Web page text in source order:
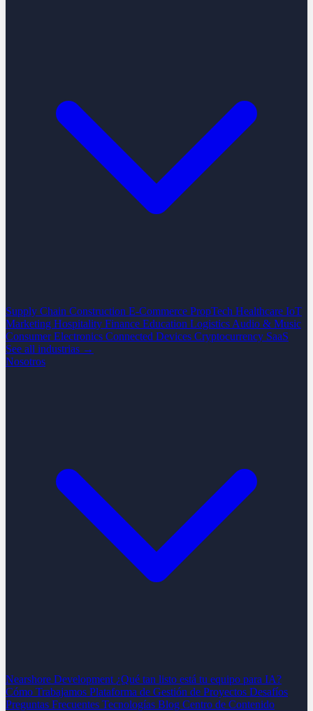
Supply Chain Construction E-Commerce PropTech Healthcare IoT
Marketing Hospitality Finance Education Logistics Audio & Music
Consumer Electronics Connected Devices Cryptocurrency SaaS
See all industrias →
Nosotros
Nearshore Development ¿Qué tan listo está tu equipo para IA?
Cómo Trabajamos Plataforma de Gestión de Proyectos Desafíos
Preguntas Frecuentes Tecnologías Blog Centro de Contenido